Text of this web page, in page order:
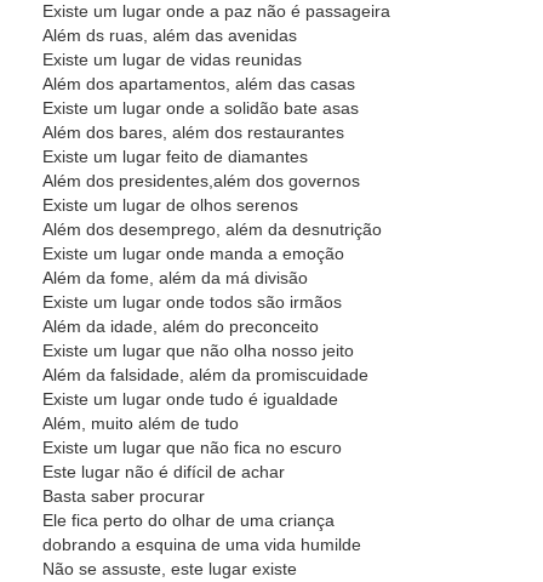
Existe um lugar onde a paz não é passageira
Além ds ruas, além das avenidas
Existe um lugar de vidas reunidas
Além dos apartamentos, além das casas
Existe um lugar onde a solidão bate asas
Além dos bares, além dos restaurantes
Existe um lugar feito de diamantes
Além dos presidentes,além dos governos
Existe um lugar de olhos serenos
Além dos desemprego, além da desnutrição
Existe um lugar onde manda a emoção
Além da fome, além da má divisão
Existe um lugar onde todos são irmãos
Além da idade, além do preconceito
Existe um lugar que não olha nosso jeito
Além da falsidade, além da promiscuidade
Existe um lugar onde tudo é igualdade
Além, muito além de tudo
Existe um lugar que não fica no escuro
Este lugar não é difícil de achar
Basta saber procurar
Ele fica perto do olhar de uma criança
dobrando a esquina de uma vida humilde
Não se assuste, este lugar existe